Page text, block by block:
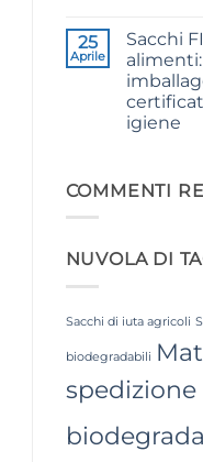
su
The
Ultimate
Guide
to
Laminated
PP
Woven
Sourcing
from
Packaging
Supplier
25
Aprile
Sacchi
alimenti:
igiene
Food
Grade
High-
COMMENTI
NUVOLA DI
Sacchi di iuta agricoli
biodegradabili
spedizione